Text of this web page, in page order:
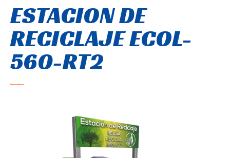
ESTACION DE
RECICLAJE ECOL-
560-RT2
Hay existencias